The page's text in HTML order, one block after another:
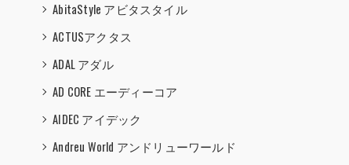
AbitaStyle アビタスタイル
ACTUSアクタス
ADAL アダル
AD CORE エーディーコア
AIDEC アイデック
Andreu World アンドリューワールド